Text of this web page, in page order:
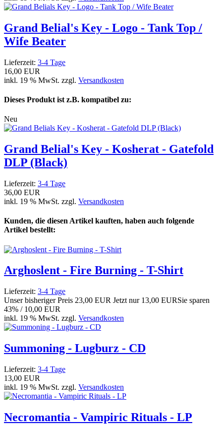
Grand Belial's Key - Logo - Tank Top /
Wife Beater
Lieferzeit: 3-4 Tage
16,00 EUR
inkl. 19 % MwSt. zzgl. Versandkosten
Dieses Produkt ist z.B. kompatibel zu:
Neu
Grand Belial's Key - Kosherat - Gatefold
DLP (Black)
Lieferzeit: 3-4 Tage
36,00 EUR
inkl. 19 % MwSt. zzgl. Versandkosten
Kunden, die diesen Artikel kauften, haben auch folgende
Artikel bestellt:
Arghoslent - Fire Burning - T-Shirt
Lieferzeit: 3-4 Tage
Unser bisheriger Preis 23,00 EUR Jetzt nur 13,00 EURSie sparen
43% / 10,00 EUR
inkl. 19 % MwSt. zzgl. Versandkosten
Summoning - Lugburz - CD
Lieferzeit: 3-4 Tage
13,00 EUR
inkl. 19 % MwSt. zzgl. Versandkosten
Necromantia - Vampiric Rituals - LP